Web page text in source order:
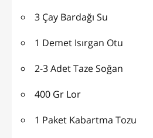
3 Çay Bardağı Su
1 Demet Isırgan Otu
2-3 Adet Taze Soğan
400 Gr Lor
1 Paket Kabartma Tozu